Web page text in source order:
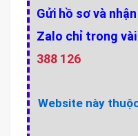
Gửi hồ sơ và
Zalo chỉ trong
388 126
Website này